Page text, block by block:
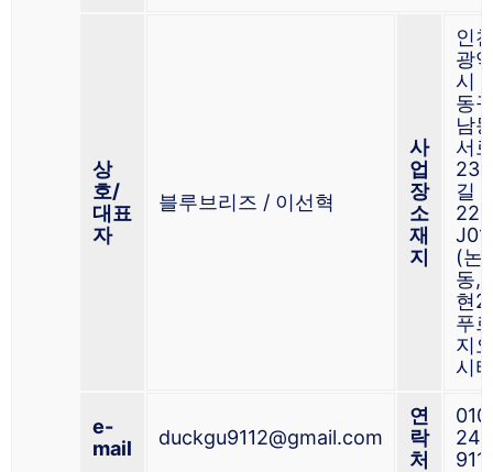
상
호/
대표
자
블루브리즈 / 이선혁
사
업
장
소
재
지
인
광
시
동
남
서
길
J01
(논
동,
현2
푸
지
시
e-
mail
duckgu9112@gmail.com
연
락
처